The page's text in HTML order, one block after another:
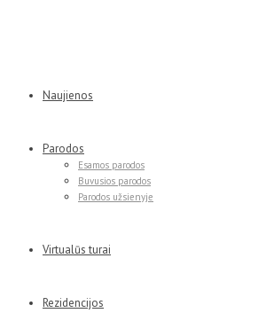
Naujienos
Parodos
Esamos parodos
Buvusios parodos
Parodos užsienyje
Virtualūs turai
Rezidencijos